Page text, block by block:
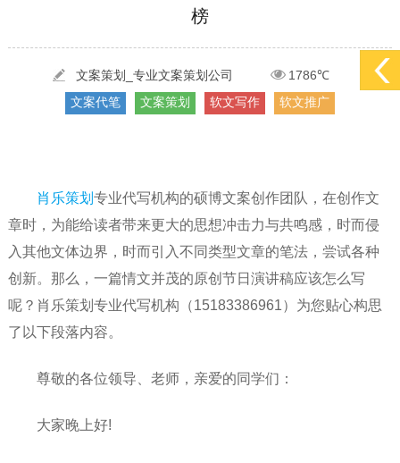
榜
文案策划_专业文案策划公司
1786℃
文案代笔
文案策划 软文写作 软文推广
肖乐策划 专业代写机构的硕博文案创作团队，在创作文
章时，为能给读者带来更大的思想冲击力与共鸣感，时而侵
入其他文体边界，时而引入不同类型文章的笔法，尝试各种
创新。那么，一篇情文并茂的原创节日演讲稿应该怎么写
呢？肖乐策划专业代写机构（15183386961）为您贴心构思
了以下段落内容。
尊敬的各位领导、老师，亲爱的同学们：
大家晚上好!